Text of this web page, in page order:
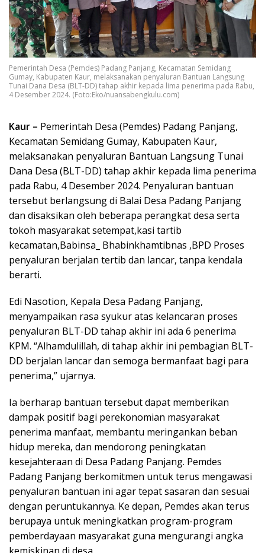
Pemerintah Desa (Pemdes) Padang Panjang, Kecamatan Semidang
Gumay, Kabupaten Kaur, melaksanakan penyaluran Bantuan Langsung
Tunai Dana Desa (BLT-DD) tahap akhir kepada lima penerima pada Rabu,
4 Desember 2024. (Foto:Eko/nuansabengkulu.com)
Kaur – Pemerintah Desa (Pemdes) Padang Panjang,
Kecamatan Semidang Gumay, Kabupaten Kaur,
melaksanakan penyaluran Bantuan Langsung Tunai
Dana Desa (BLT-DD) tahap akhir kepada lima penerima
pada Rabu, 4 Desember 2024. Penyaluran bantuan
tersebut berlangsung di Balai Desa Padang Panjang
dan disaksikan oleh beberapa perangkat desa serta
tokoh masyarakat setempat,kasi tartib
kecamatan,Babinsa_ Bhabinkhamtibnas ,BPD Proses
penyaluran berjalan tertib dan lancar, tanpa kendala
berarti.
Edi Nasotion, Kepala Desa Padang Panjang,
menyampaikan rasa syukur atas kelancaran proses
penyaluran BLT-DD tahap akhir ini ada 6 penerima
KPM. “Alhamdulillah, di tahap akhir ini pembagian BLT-
DD berjalan lancar dan semoga bermanfaat bagi para
penerima,” ujarnya.
Ia berharap bantuan tersebut dapat memberikan
dampak positif bagi perekonomian masyarakat
penerima manfaat, membantu meringankan beban
hidup mereka, dan mendorong peningkatan
kesejahteraan di Desa Padang Panjang. Pemdes
Padang Panjang berkomitmen untuk terus mengawasi
penyaluran bantuan ini agar tepat sasaran dan sesuai
dengan peruntukannya. Ke depan, Pemdes akan terus
berupaya untuk meningkatkan program-program
pemberdayaan masyarakat guna mengurangi angka